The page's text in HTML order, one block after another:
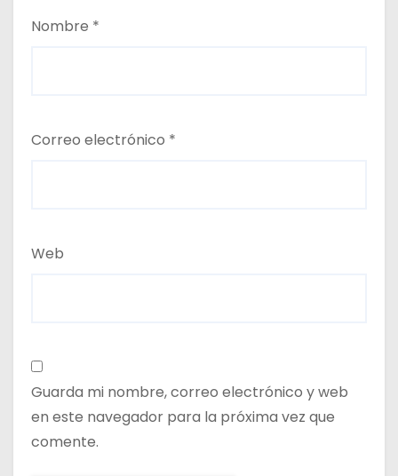
Nombre *
Correo electrónico *
Web
Guarda mi nombre, correo electrónico y web
en este navegador para la próxima vez que
comente.